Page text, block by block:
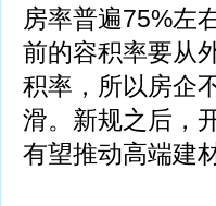
房率普遍75%左
前的容积率要从
积率，所以房企
滑。新规之后，
有望推动高端建